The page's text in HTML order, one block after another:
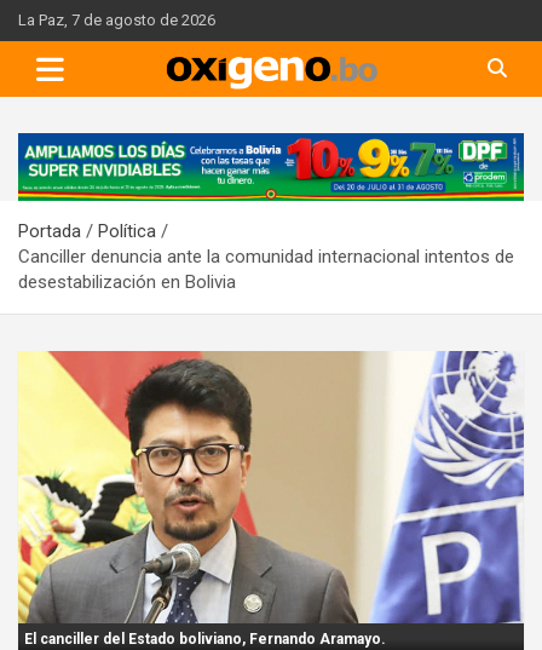
Skip
to
content
La Paz, 7 de agosto de 2026
A
d
e
r
t
n
t
:
Portada
Política
Canciller denuncia ante la comunidad internacional intentos de
desestabilización en Bolivia
El canciller del Estado boliviano, Fernando Aramayo.